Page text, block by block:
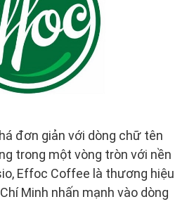
đơn giản với dòng chữ tên
trong một vòng tròn với nền
Effoc Coffee là thương hiệu
Minh nhấn mạnh vào dòng